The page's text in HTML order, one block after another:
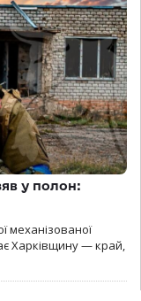
у полон:
механізованої
Харківщину — край,